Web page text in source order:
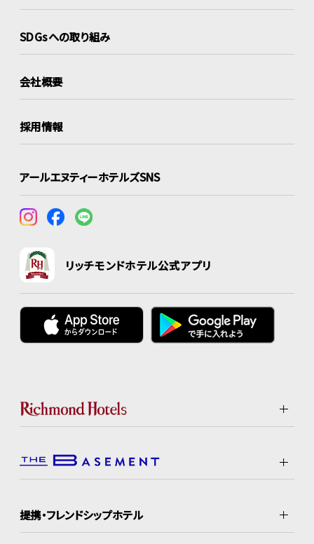
SDGsへの取り組み
会社概要
採用情報
アールエヌティーホテルズSNS
リッチモンドホテル公式アプリ
提携・フレンドシップホテル